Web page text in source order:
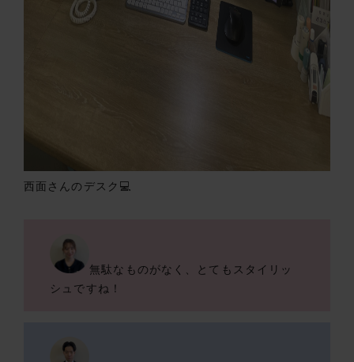
西面さんのデスク💻
無駄なものがなく、とてもスタイリッ
シュですね！